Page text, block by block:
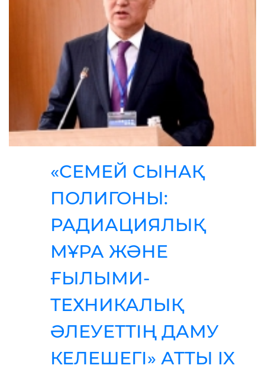
«СЕМЕЙ СЫНАҚ
ПОЛИГОНЫ:
РАДИАЦИЯЛЫҚ
МҰРА ЖӘНЕ
ҒЫЛЫМИ-
ТЕХНИКАЛЫҚ
ӘЛЕУЕТТІҢ ДАМУ
КЕЛЕШЕГІ» АТТЫ IX